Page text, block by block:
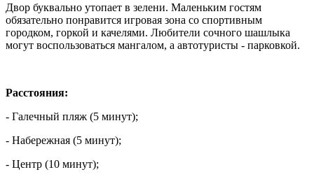
Двор буквально утопает в зелени. Маленьким гостям
обязательно понравится игровая зона со спортивным
городком, горкой и качелями. Любители сочного шашлыка
могут воспользоваться мангалом, а автотуристы - парковкой.
Расстояния:
- Галечный пляж (5 минут);
- Набережная (5 минут);
- Центр (10 минут);